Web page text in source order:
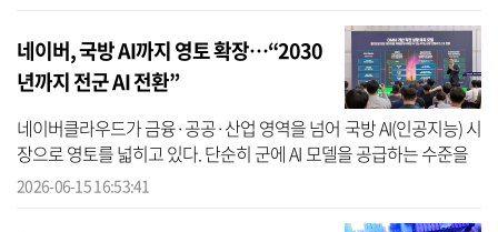
네이버, 국방 AI까지 영토 확장…“2030
년까지 전군 AI 전환”
네이버클라우드가 금융·공공·산업 영역을 넘어 국방 AI(인공지능) 시
장으로 영토를 넓히고 있다. 단순히 군에 AI 모델을 공급하는 수준을
넘어, 국방 전용 데이터센터와 폐쇄망 클라우드, 경량 옴니모달 모델,
2026-06-15 16:53:41